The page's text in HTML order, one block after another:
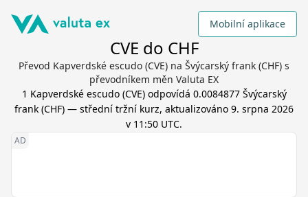
Mobilní aplikace
CVE do CHF
Převod Kapverdské escudo (CVE) na Švýcarský frank (CHF) s
převodníkem měn Valuta EX
1 Kapverdské escudo(CVE) odpovídá 0.0084877 Švýcarský
frank (CHF) — střední tržní kurz, aktualizováno 9. srpna 2026
v 11:50 UTC.